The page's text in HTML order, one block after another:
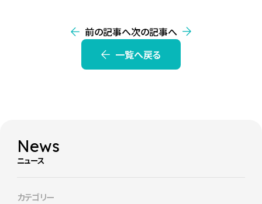
前の記事へ次の記事へ
一覧へ戻る
News
ニュース
カテゴリー